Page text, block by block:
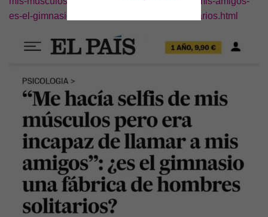
C
es-el-gimnasio-una-fabrica-de-hombres-solitarios.html